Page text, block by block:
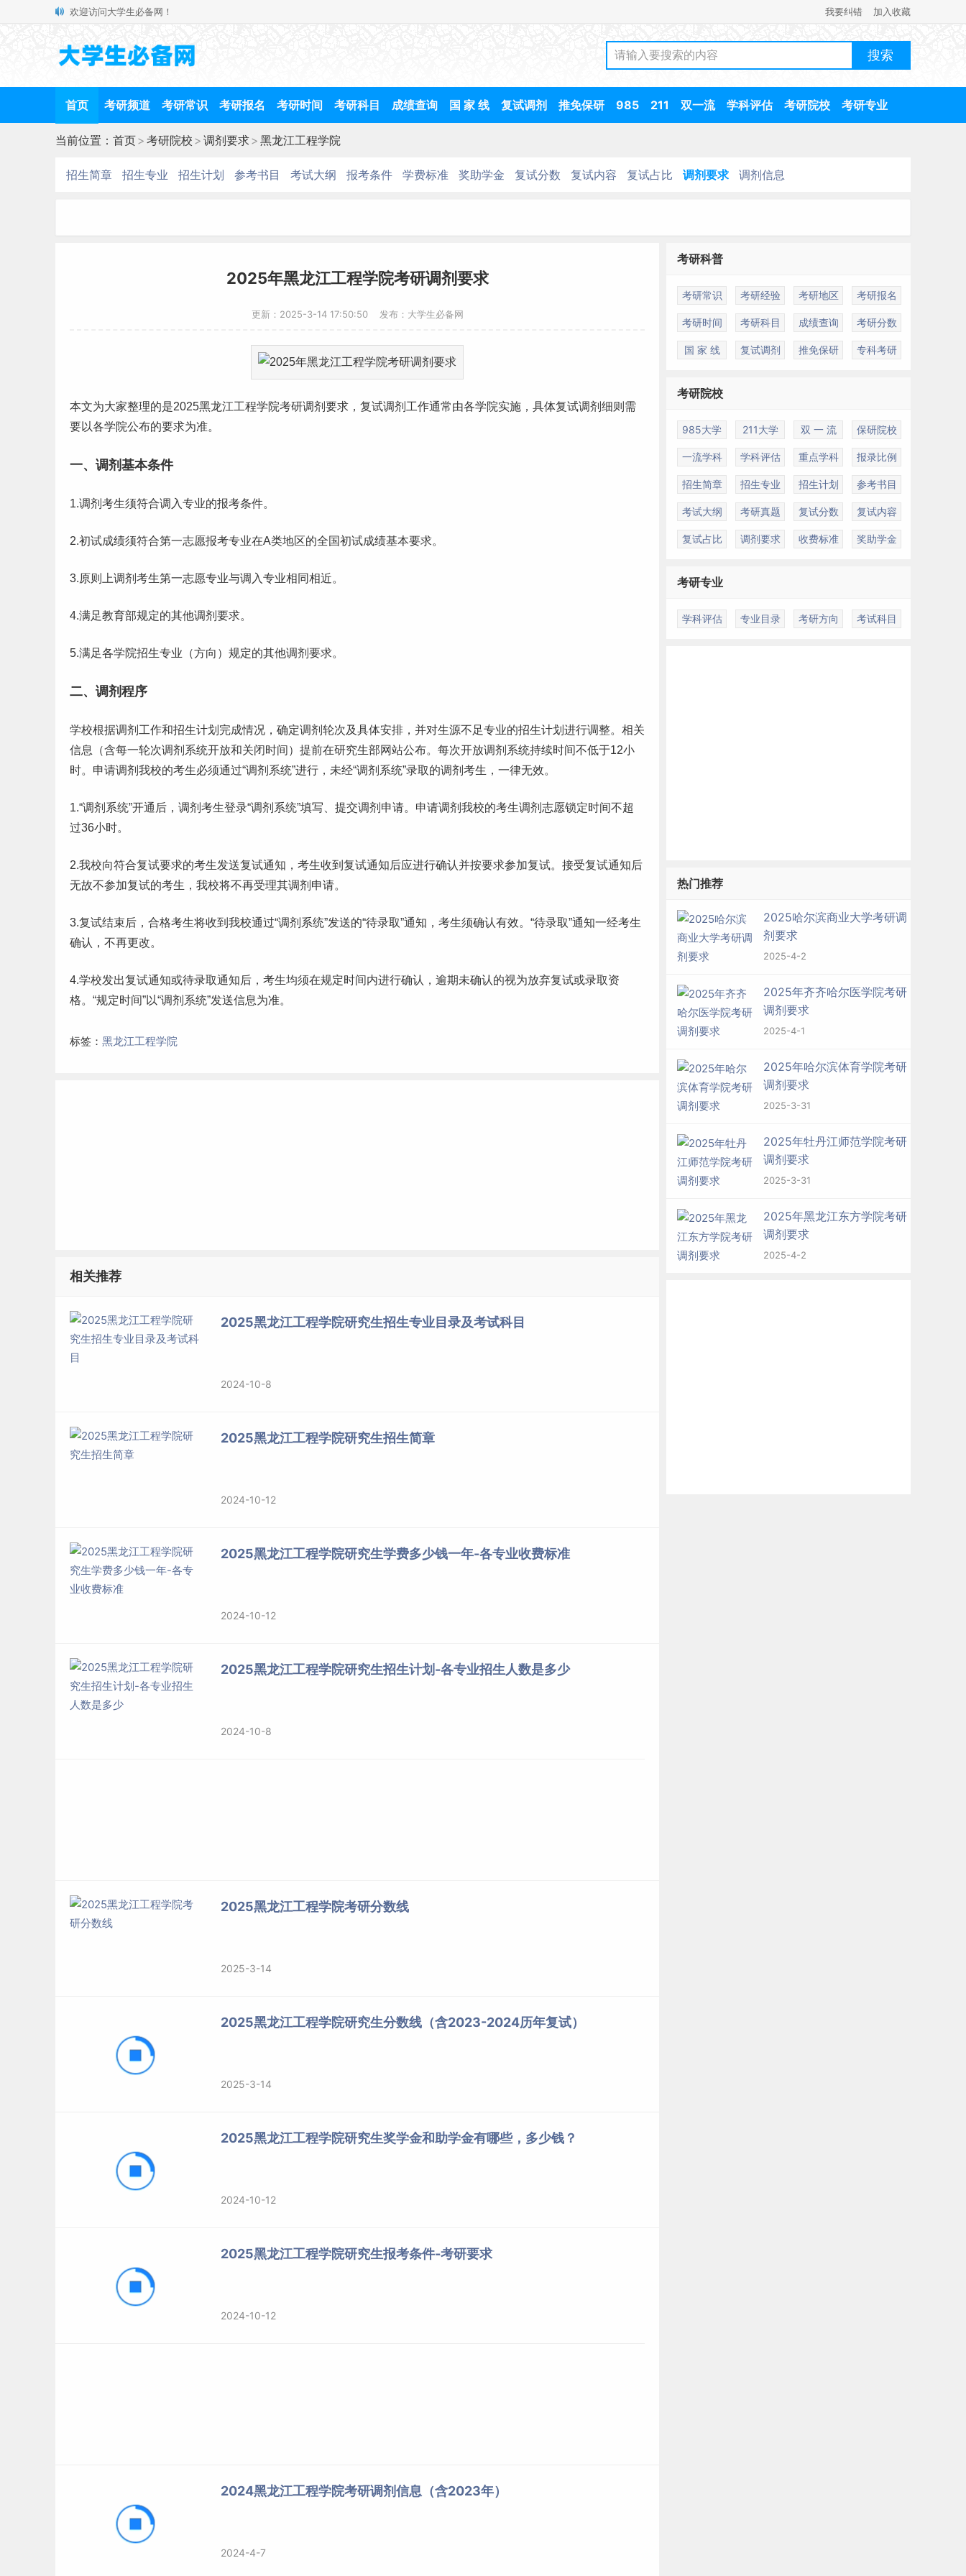
欢迎访问大学生必备网！ 我要纠错 加入收藏
首页 考研频道 考研常识 考研报名 考研时间 考研科目 成绩查询 国 家 线 复试调剂 推免保研 985 211 双一流 学科评估 考研院校 考研专业
当前位置： 首页> 考研院校 > 调剂要求> 黑龙江工程学院
招生简章 招生专业 招生计划 参考书目 考试大纲 报考条件 学费标准 奖助学金 复试分数 复试内容 复试占比 调剂要求 调剂信息
2025年黑龙江工程学院考研调剂要求
更新：2025-3-14 17:50:50 发布：大学生必备网
本文为大家整理的是2025黑龙江工程学院考研调剂要求，复试调剂 工作通常由各学院实施，具体复试调剂细则需
要以各学院公布的要求为准。
一、调剂基本条件
1.调剂考生须符合调入专业的报考条件。
2.初试成绩须符合第一志愿报考专业在A类地区的全国初试成绩基本要求。
3.原则上调剂考生第一志愿专业与调入专业相同相近。
4.满足教育部规定的其他调剂要求。
5.满足各学院招生专业（方向）规定的其他调剂要求。
二、调剂程序
学校根据调剂工作和招生计划完成情况，确定调剂轮次及具体安排，并对生源不足专业的招生计划进行调整。相关
信息（含每一轮次调剂系统开放和关闭时间）提前在研究生部网站公布。每次开放调剂系统持续时间不低于12小
时。申请调剂我校的考生必须通过“调剂系统”进行，未经“调剂系统”录取的调剂考生，一律无效。
1.“调剂系统”开通后，调剂考生登录“调剂系统”填写、提交调剂申请。申请调剂我校的考生调剂志愿锁定时间不超
过36小时。
2.我校向符合复试要求的考生发送复试通知，考生收到复试通知后应进行确认并按要求参加复试。接受复试通知后
无故不参加复试的考生，我校将不再受理其调剂申请。
3.复试结束后，合格考生将收到我校通过“调剂系统”发送的“待录取”通知，考生须确认有效。“待录取”通知一经考生
确认，不再更改。
4.学校发出复试通知或待录取通知后，考生均须在规定时间内进行确认，逾期未确认的视为放弃复试或录取资
格。“规定时间”以“调剂系统”发送信息为准。
标签： 黑龙江工程学院
相关推荐
2025黑龙江工程学院研究生招生专业目录及考试科目
2024-10-8
2025黑龙江工程学院研究生招生简章
2024-10-12
2025黑龙江工程学院研究生学费多少钱一年-各专业收费标准
2024-10-12
2025黑龙江工程学院研究生招生计划-各专业招生人数是多少
2024-10-8
2025黑龙江工程学院考研分数线
2025-3-14
2025黑龙江工程学院研究生分数线（含2023-2024历年复试）
2025-3-14
2025黑龙江工程学院研究生奖学金和助学金有哪些，多少钱？
2024-10-12
2025黑龙江工程学院研究生报考条件-考研要求
2024-10-12
2024黑龙江工程学院考研调剂信息（含2023年）
2024-4-7
考研科普
考研常识 考研经验 考研地区 考研报名
考研时间 考研科目 成绩查询 考研分数
国 家 线 复试调剂 推免保研 专科考研
考研院校
985大学 211大学 双 一 流 保研院校
一流学科 学科评估 重点学科 报录比例
招生简章 招生专业 招生计划 参考书目
考试大纲 考研真题 复试分数 复试内容
复试占比 调剂要求 收费标准 奖助学金
考研专业
学科评估 专业目录 考研方向 考试科目
热门推荐
2025哈尔滨商业大学考研调
剂要求
2025-4-2
2025年齐齐哈尔医学院考研
调剂要求
2025-4-1
2025年哈尔滨体育学院考研
调剂要求
2025-3-31
2025年牡丹江师范学院考研
调剂要求
2025-3-31
2025年黑龙江东方学院考研
调剂要求
2025-4-2